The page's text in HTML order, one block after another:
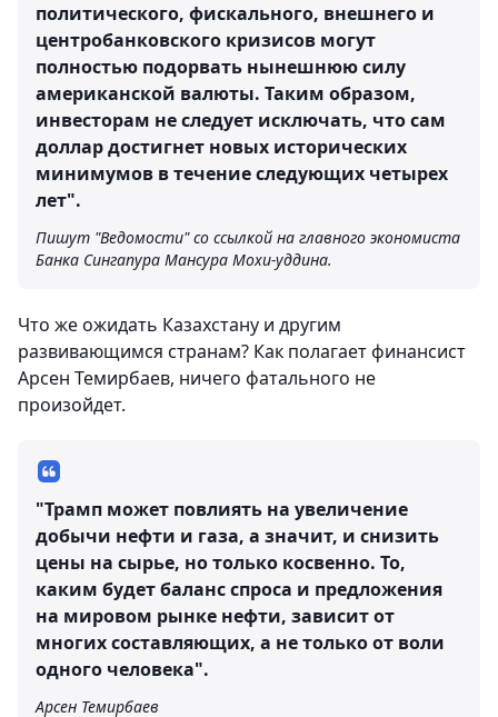
политического, фискального, внешнего и
центробанковского кризисов могут
полностью подорвать нынешнюю силу
американской валюты. Таким образом,
инвесторам не следует исключать, что сам
доллар достигнет новых исторических
минимумов в течение следующих четырех
лет".
Пишут "Ведомости" со ссылкой на главного экономиста
Банка Сингапура Мансура Мохи-уддина.
Что же ожидать Казахстану и другим
развивающимся странам? Как полагает финансист
Арсен Темирбаев, ничего фатального не
произойдет.
"Трамп может повлиять на увеличение
добычи нефти и газа, а значит, и снизить
цены на сырье, но только косвенно. То,
каким будет баланс спроса и предложения
на мировом рынке нефти, зависит от
многих составляющих, а не только от воли
одного человека".
Арсен Темирбаев